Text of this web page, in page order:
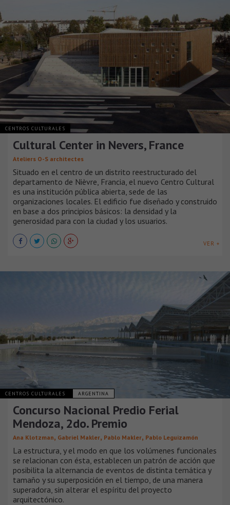
CENTROS CULTURALES
Cultural Center in Nevers, France
Ateliers O-S architectes
Situado en el centro de un distrito reestructurado del
departamento de Nièvre, Francia, el nuevo Centro Cultural
es una institución pública abierta, sede de las
organizaciones locales. El edificio fue diseñado y construido
en base a dos principios básicos: la densidad y la
generosidad para con la ciudad y los usuarios.
VER +
CENTROS CULTURALES ARGENTINA
Concurso Nacional Predio Ferial
Mendoza, 2do. Premio
Ana Klotzman, Gabriel Makler, Pablo Makler, Pablo Leguizamón
La estructura, y el modo en que los volúmenes funcionales
se relacionan con ésta, establecen un patrón de acción que
posibilita la alternancia de eventos de distinta temática y
tamaño y su superposición en el tiempo, de una manera
superadora, sin alterar el espíritu del proyecto
arquitectónico.